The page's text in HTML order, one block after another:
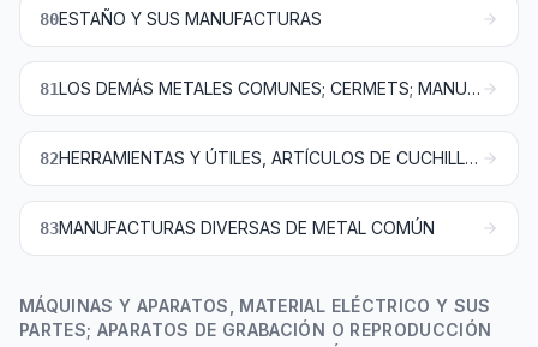
80ESTAÑO Y SUS MANUFACTURAS
81 LOS DEMÁS METALES COMUNES; CERMETS; MANUFACTURAS DE ESTAS MATERIAS
82 HERRAMIENTAS Y ÚTILES, ARTÍCULOS DE CUCHILLERÍA Y CUBIERTOS DE MESA, DE METAL COMÚN; PARTES DE ESTOS ARTÍCULOS, DE METAL COMÚN
83MANUFACTURAS DIVERSAS DE METAL COMÚN
MÁQUINAS Y APARATOS, MATERIAL ELÉCTRICO Y SUS
PARTES; APARATOS DE GRABACIÓN O REPRODUCCIÓN